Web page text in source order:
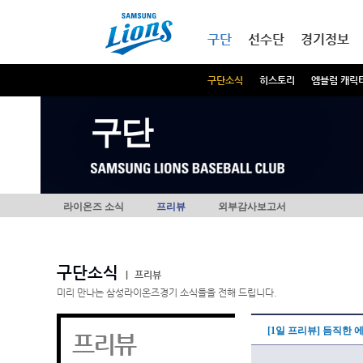
구단
구단소식 히스토리 엠블럼 캐릭
선수단 경기정보
구단
라이온즈 소식 프리뷰 외부감사보고서
구단소식
프리뷰
미리 만나는 삼성라이온즈경기 소식들을 전해 드립니다.
프리뷰 [1일 프리뷰] 듬직한